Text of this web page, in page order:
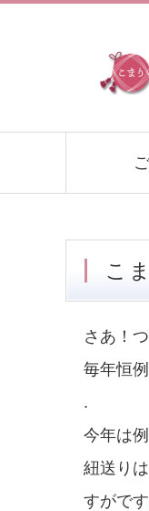
さあ！
毎年恒
.
今年は
紐送り
すがです